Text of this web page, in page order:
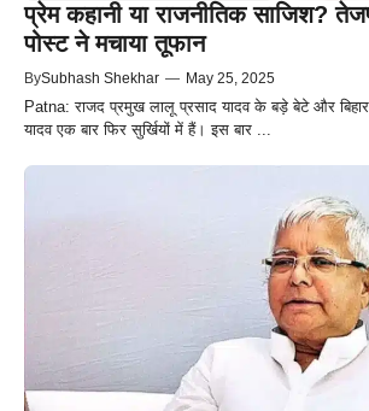
प्रेम कहानी या राजनीतिक साजिश?
पोस्ट ने मचाया तूफान
BySubhash Shekhar — May 25, 2025
Patna: राजद प्रमुख लालू प्रसाद यादव के बड़े बेटे और बिहार
यादव एक बार फिर सुर्खियों में हैं। इस बार ...